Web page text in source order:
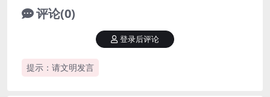
评论(0)
提示：请文明发言
登录后评论